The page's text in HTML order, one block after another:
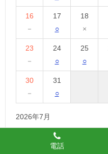
16
－
17
○
18
×
23
－
24
○
25
○
30
－
31
○
2026年7月
電話